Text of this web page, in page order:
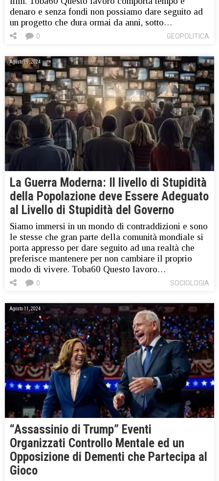
denaro e senza fondi non possiamo dare seguito ad
un progetto che dura ormai da anni, sotto…
GEOPOLITICA
0
Agosto 19, 2024
La Guerra Moderna: Il livello di Stupidità
della Popolazione deve Essere Adeguato
al Livello di Stupidità del Governo
Siamo immersi in un mondo di contraddizioni e sono
le stesse che gran parte della comunità mondiale si
porta appresso per dare seguito ad una realtà che
preferisce mantenere per non cambiare il proprio
modo di vivere. Toba60 Questo lavoro…
SOCIOLOGIA
0
Agosto 11, 2024
“Assassinio di Trump” Eventi
Organizzati Controllo Mentale ed un
Opposizione di Dementi che Partecipa al
Gioco